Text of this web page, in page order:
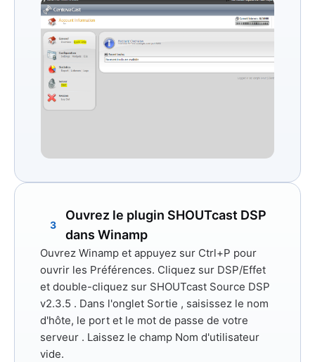
3
Ouvrez le plugin SHOUTcast DSP
dans Winamp
Ouvrez Winamp et appuyez sur Ctrl+P pour
ouvrir les Préférences. Cliquez sur DSP/Effet
et double-cliquez sur SHOUTcast Source DSP
v2.3.5 . Dans l'onglet Sortie , saisissez le nom
d'hôte, le port et le mot de passe de votre
serveur . Laissez le champ Nom d'utilisateur
vide.